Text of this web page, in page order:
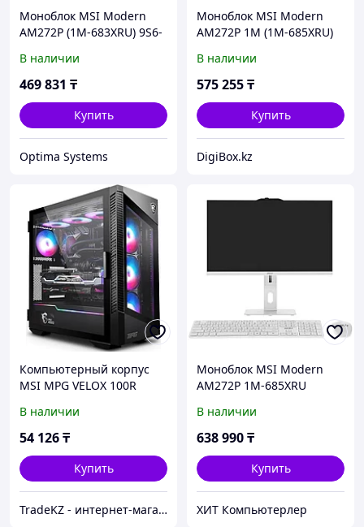
Моноблок MSI Modern
AM272P (1M-683XRU) 9S6-
Core 3, 100U, 1.2, 8 Гб, 512
Гб
В наличии
469 831 ₸
Купить
Optima Systems
Моноблок MSI Modern
AM272P 1M (1M-685XRU)
32 ГБ ОЗУ, 1 ТБ SSD, DOS]
В наличии
575 255₸
Купить
DigiBox.kz
Компьютерный корпус
MSI MPG VELOX 100R
2xUSB 3.2 Type-A, 1xUSB
3.2 Type-C
В наличии
54 126₸
Купить
TradeKZ - интернет-магазин
Моноблок MSI Modern
AM272P 1M-685XRU
В наличии
638 990₸
Купить
ХИТ Компьютерлер